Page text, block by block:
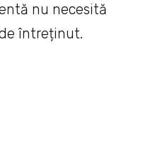
nu necesită
întreținut.